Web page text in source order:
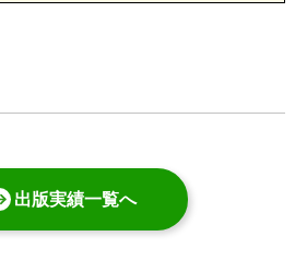
出版実績一覧へ